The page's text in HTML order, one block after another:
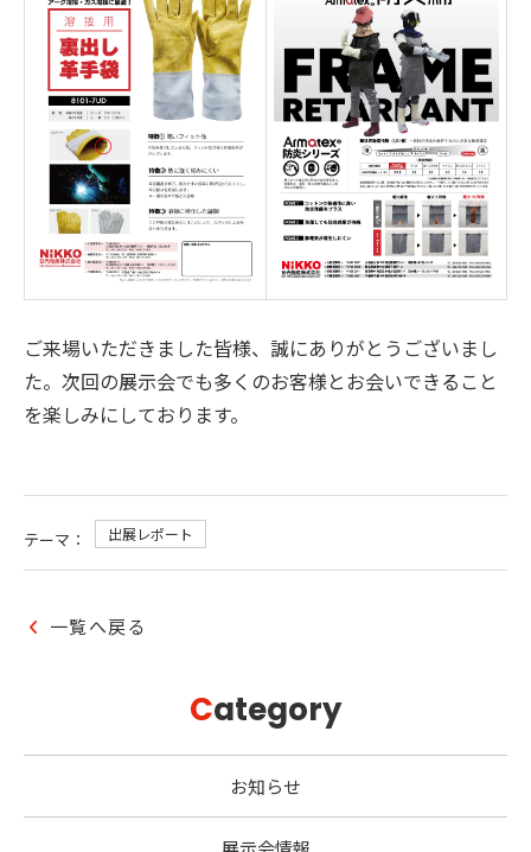
ご来場いただきました皆様、誠にありがとうございまし
た。次回の展示会でも多くのお客様とお会いできること
を楽しみにしております。
テーマ： 出展レポート
一覧へ戻る
Category
お知らせ